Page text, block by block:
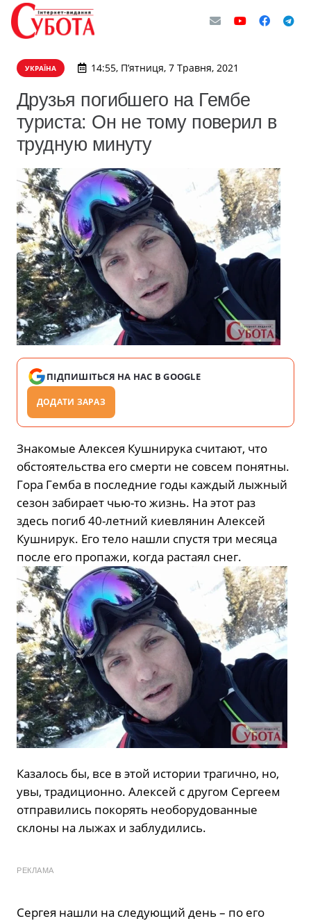
УКРАЇНА 14:55, П’ятниця, 7 Травня, 2021
Друзья погибшего на Гембе
туриста: Он не тому поверил в
трудную минуту
ПІДПИШІТЬСЯ НА НАС В GOOGLE
ДОДАТИ ЗАРАЗ
Знакомые Алексея Кушнирука считают, что
обстоятельства его смерти не совсем понятны.
Гора Гемба в последние годы каждый лыжный
сезон забирает чью-то жизнь. На этот раз
здесь погиб 40-летний киевлянин Алексей
Кушнирук. Его тело нашли спустя три месяца
после его пропажи, когда растаял снег.
Казалось бы, все в этой истории трагично, но,
увы, традиционно. Алексей с другом Сергеем
отправились покорять необорудованные
склоны на лыжах и заблудились.
РЕКЛАМА
Сергея нашли на следующий день – по его